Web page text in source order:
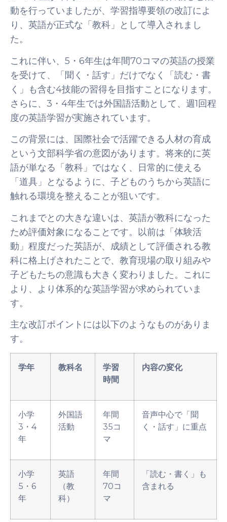
動を行っていましたが、学習指導要領の改訂によ
り、英語が正式な「教科」として導入されまし
た。
これに伴い、5・6年生は年間70コマの英語の授業
を受けて、「聞く・話す」だけでなく「読む・書
く」も含む4技能の習得を目指すことになります。
さらに、3・4年生では外国語活動として、週1回程
度の英語学習が実施されています。
この背景には、国際社会で活躍できる人材の育成
という文部科学省の意図があります。将来的に英
語が単なる「教科」ではなく、日常的に使える
「道具」となるように、子どものうちから英語に
触れる環境を整えることが狙いです。
これまでとの大きな違いは、英語が教科になった
ため評価対象になることです。以前は「体験活
動」程度だった英語が、成績として評価される教
科に格上げされたことで、教育現場の取り組みや
子どもたちの意識も大きく変わりました。これに
より、より体系的な英語学習が求められていま
す。
主な改訂ポイントには以下のようなものがありま
す。
学年 教科名
学習
時間
内容の変化
小学
3・4
年
外国語
活動
年間
35コ
マ
音声中心で「聞
く・話す」に重点
小学
5・6
年
英語
（教
科）
年間
70コ
マ
「読む・書く」も
含まれる